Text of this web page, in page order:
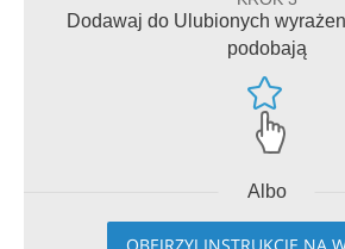
Dodawaj do Ulubionych
podobają
Albo